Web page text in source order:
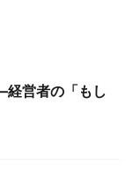
営者の「もし